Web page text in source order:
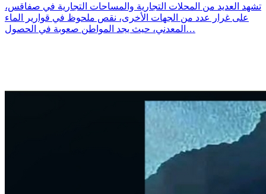
تشهد العديد من المحلات التجارية والمساحات التجارية في صفاقس،
على غرار عدد من الجهات الأخرى، نقص ملحوظ في قوارير الماء
المعدني، حيث يجد المواطن صعوبة في الحصول…